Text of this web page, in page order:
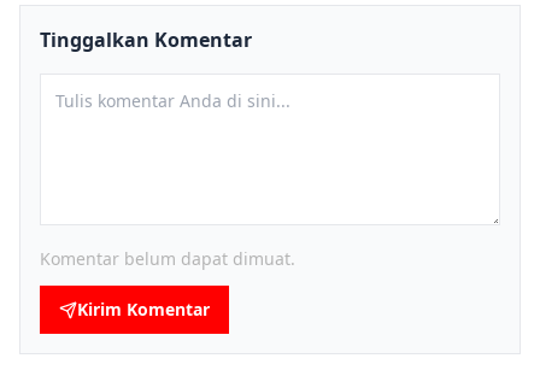
Tinggalkan Komentar
Komentar belum dapat dimuat.
Kirim Komentar